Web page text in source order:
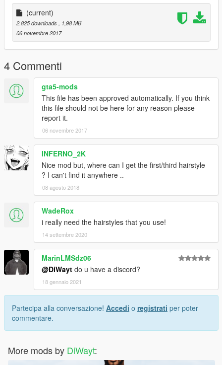
(current)
2.825 downloads
, 1,98 MB
06 novembre 2017
4 Commenti
gta5-mods
This file has been approved automatically. If you think
this file should not be here for any reason please
report it.
06 novembre 2017
INFERNO_2K
Nice mod but, where can I get the first/third hairstyle
? I can't find it anywhere ..
08 agosto 2018
WadeRox
i really need the hairstyles that you use!
14 settembre 2020
MarinLMSdz06
@DiWayt do u have a discord?
18 gennaio 2021
Partecipa alla conversazione! Accedi o registrati per poter
commentare.
More mods by DiWayt: